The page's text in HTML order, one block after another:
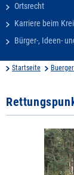
Ortsrecht
Karriere beim
Bürger-, Ideen-
Startseite